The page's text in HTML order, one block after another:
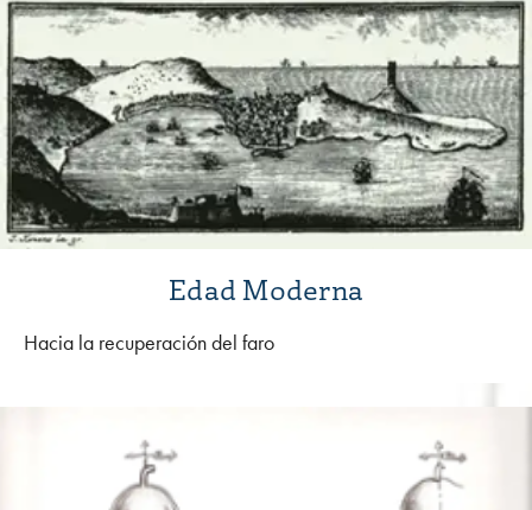
Edad Moderna
Hacia la recuperación del faro